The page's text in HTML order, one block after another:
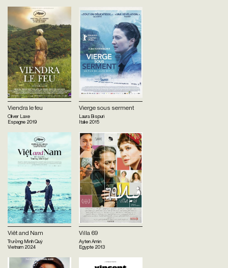
Viendra le feu
Oliver Laxe
Espagne 2019
Vierge sous serment
Laura Bispuri
Italie 2015
Viêt and Nam
Trường Minh Quý
Vietnam 2024
Villa 69
Ayten Amin
Egypte 2013